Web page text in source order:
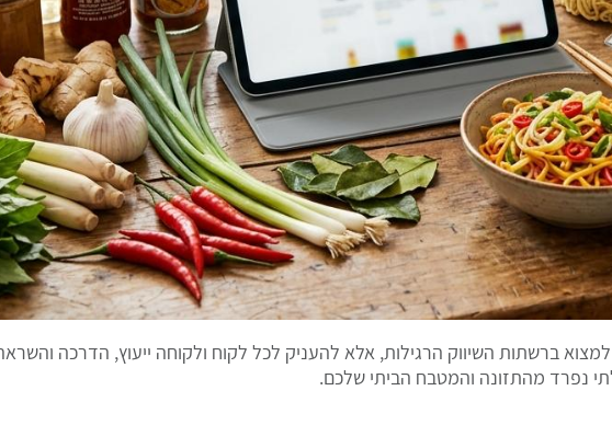
ברשתות השיווק הרגילות, אלא להעניק לכל לקוח ולקוחה ייעוץ, הדרכה
נפרד מהתזונה והמטבח הביתי שלכם.